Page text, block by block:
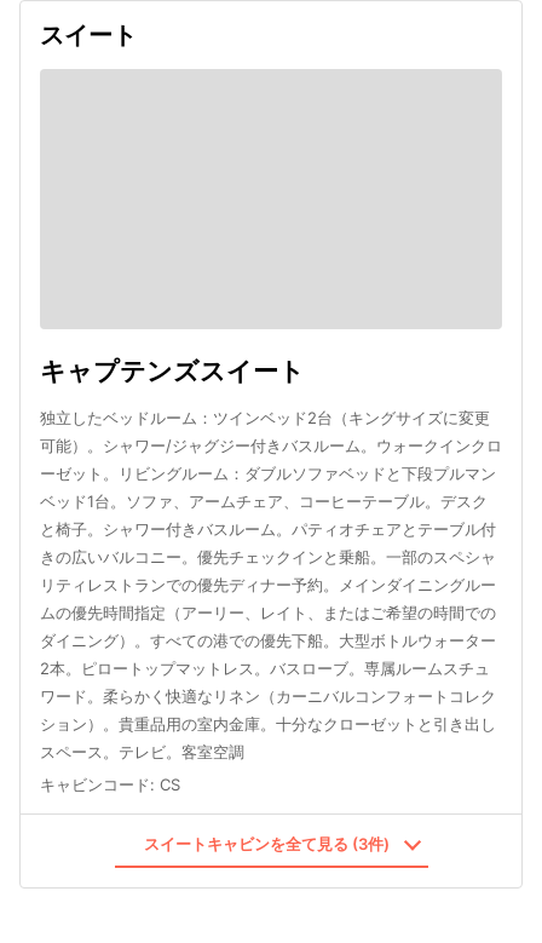
スイート
キャプテンズスイート
独立したベッドルーム：ツインベッド2台（キングサイズに変更
可能）。シャワー/ジャグジー付きバスルーム。ウォークインクロ
ーゼット。リビングルーム：ダブルソファベッドと下段プルマン
ベッド1台。ソファ、アームチェア、コーヒーテーブル。デスク
と椅子。シャワー付きバスルーム。パティオチェアとテーブル付
きの広いバルコニー。優先チェックインと乗船。一部のスペシャ
リティレストランでの優先ディナー予約。メインダイニングルー
ムの優先時間指定（アーリー、レイト、またはご希望の時間での
ダイニング）。すべての港での優先下船。大型ボトルウォーター
2本。ピロートップマットレス。バスローブ。専属ルームスチュ
ワード。柔らかく快適なリネン（カーニバルコンフォートコレク
ション）。貴重品用の室内金庫。十分なクローゼットと引き出し
スペース。テレビ。客室空調
キャビンコード: CS
スイートキャビンを全て見る (3件)